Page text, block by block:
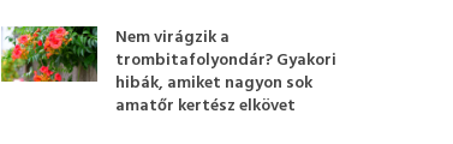
Nem virágzik a
trombitafolyondár? Gyakori
hibák, amiket nagyon sok
amatőr kertész elkövet